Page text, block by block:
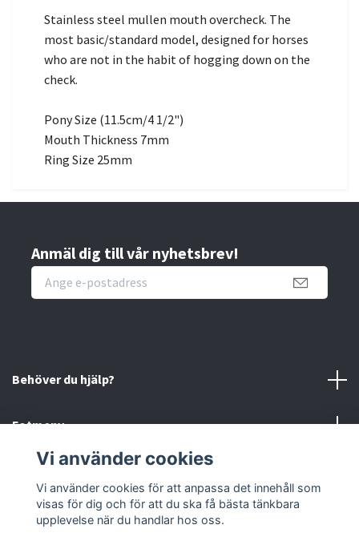
Stainless steel mullen mouth overcheck. The
most basic/standard model, designed for horses
who are not in the habit of hogging down on the
check.
Pony Size (11.5cm/4 1/2")
Mouth Thickness 7mm
Ring Size 25mm
Anmäl dig till vår nyhetsbrev!
Behöver du hjälp?
Fotmeny
Sociala medier
Retur
Vi använder cookies
Vi använder cookies för att anpassa det innehåll som
visas för dig och för att du ska få bästa tänkbara
upplevelse när du handlar hos oss.